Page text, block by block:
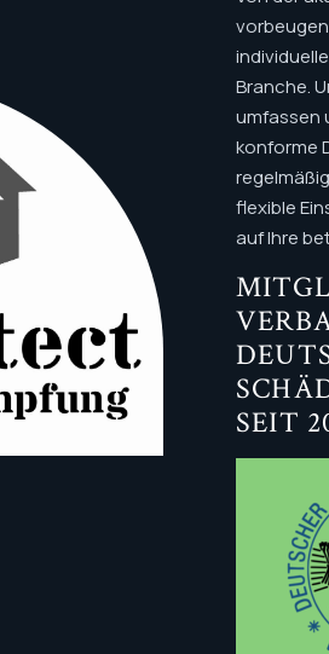
Branche.
umfassen
konforme
flexible
auf Ihre
SEIT